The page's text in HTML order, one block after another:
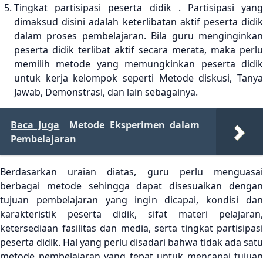
Tingkat partisipasi peserta didik . Partisipasi yang
dimaksud disini adalah keterlibatan aktif peserta didik
dalam proses pembelajaran. Bila guru menginginkan
peserta didik terlibat aktif secara merata, maka perlu
memilih metode yang memungkinkan peserta didik
untuk kerja kelompok seperti Metode diskusi, Tanya
Jawab, Demonstrasi, dan lain sebagainya.
Baca Juga
Metode Eksperimen dalam
Pembelajaran
Berdasarkan uraian diatas, guru perlu menguasai
berbagai metode sehingga dapat disesuaikan dengan
tujuan pembelajaran yang ingin dicapai, kondisi dan
karakteristik peserta didik, sifat materi pelajaran,
ketersediaan fasilitas dan media, serta tingkat partisipasi
peserta didik. Hal yang perlu disadari bahwa tidak ada satu